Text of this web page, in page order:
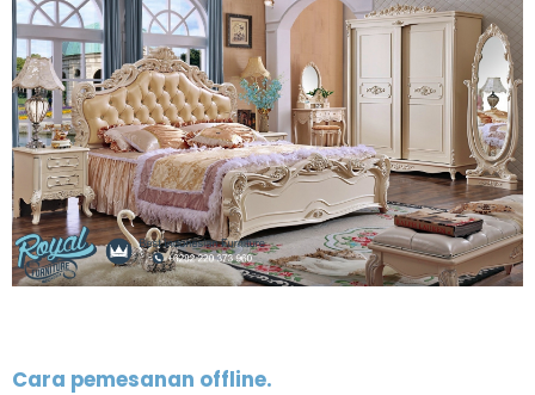
Cara pemesanan offline.